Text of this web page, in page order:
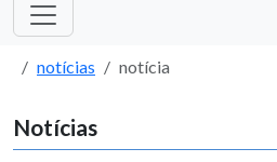
notícias notícia
Notícias